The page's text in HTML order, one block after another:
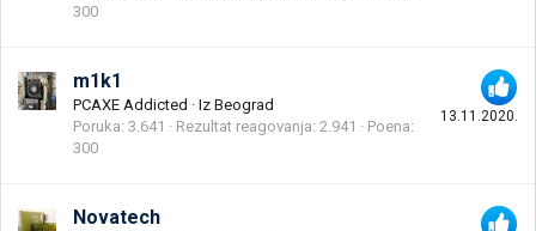
300
13.11.2020.
m1k1
PCAXE Addicted · Iz Beograd
Poruka 3.641 Rezultat reagovanja 2.941
Poena
300
Novatech